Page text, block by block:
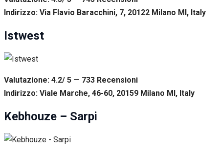
Indirizzo: Via Flavio Baracchini, 7, 20122 Milano MI, Italy
Istwest
Valutazione: 4.2/ 5 — 733 Recensioni
Indirizzo: Viale Marche, 46-60, 20159 Milano MI, Italy
Kebhouze – Sarpi